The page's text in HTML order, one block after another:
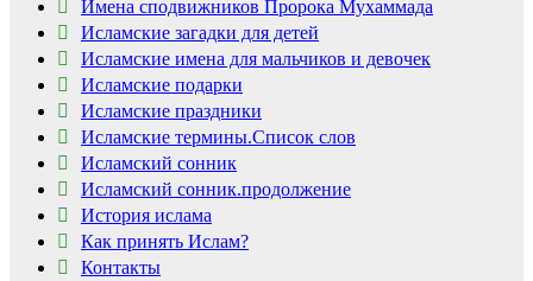
Имена сподвижников Пророка Мухаммада
Исламские загадки для детей
Исламские имена для мальчиков и девочек
Исламские подарки
Исламские праздники
Исламские термины.Список слов
Исламский сонник
Исламский сонник.продолжение
История ислама
Как принять Ислам?
Контакты